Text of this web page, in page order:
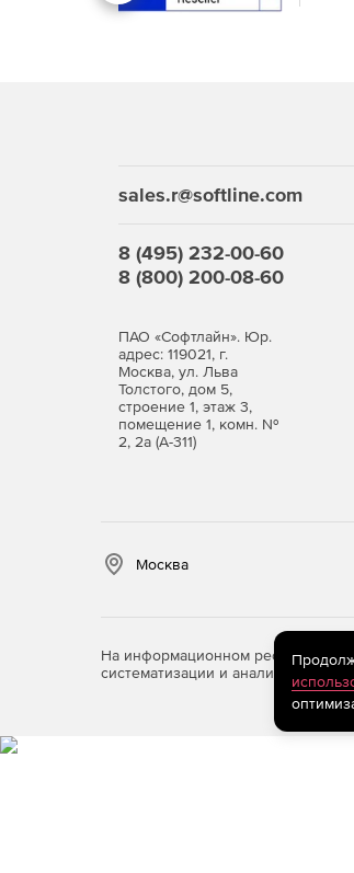
сложные атаки.
sales.r@softline.com
8 (495) 232-00-60
8 (800) 200-08-60
ПАО «Софтлайн». Юр.
адрес: 119021, г.
Москва, ул. Льва
Толстого, дом 5,
строение 1, этаж 3,
помещение 1, комн. №
2, 2а (А-311)
Москва
На информационном ресурсе
систематизации и анализа